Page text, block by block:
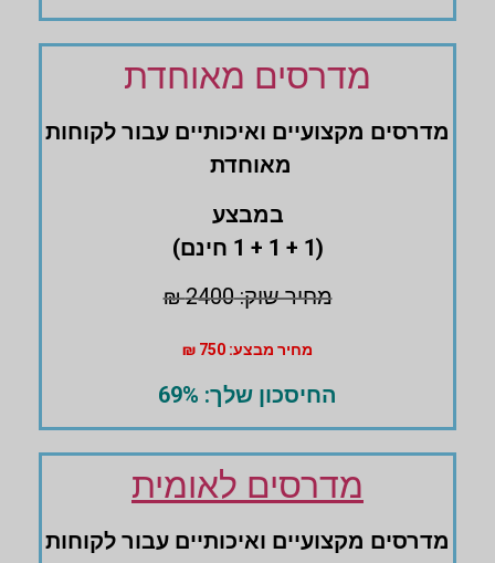
מדרסים מאוחדת
מדרסים ‏מקצועיים ואיכותיים עבור לקוחות
מאוחדת
במבצע
(1 + 1 + 1 חינם)
מחיר שוק: 2400 ₪
מחיר מבצע: 750 ₪
החיסכון שלך: 69%
מדרסים לאומית
מדרסים ‏מקצועיים ואיכותיים עבור לקוחות